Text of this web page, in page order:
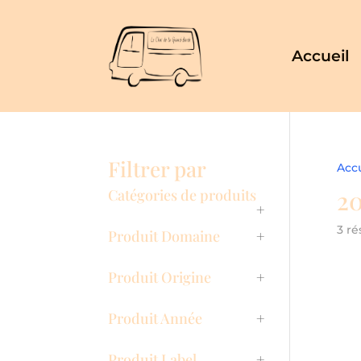
Accueil
3
Filtrer par
Catégories de produits
+
Produit Domaine
+
Produit Origine +
Produit Année +